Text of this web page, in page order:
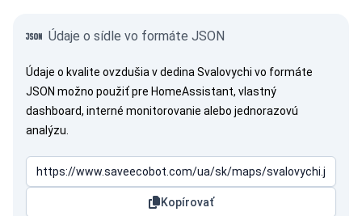
Údaje o sídle vo formáte JSON
Údaje o kvalite ovzdušia v dedina Svalovychi vo formáte
JSON možno použiť pre HomeAssistant, vlastný
dashboard, interné monitorovanie alebo jednorazovú
analýzu.
Kopírovať